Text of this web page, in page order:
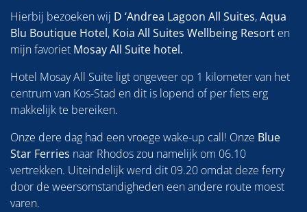
Hierbij bezoeken wij D ‘Andrea Lagoon All Suites,Aqua
Blu Boutique Hotel, Koia All Suites Wellbeing Resort en
mijn favoriet Mosay All Suite hotel.
Hotel Mosay All Suite ligt ongeveer op 1 kilometer van het
centrum van Kos-Stad en dit is lopend of per fiets erg
makkelijk te bereiken.
Onze dere dag had een vroege wake-up call! Onze Blue
Star Ferries naar Rhodos zou namelijk om 06.10
vertrekken. Uiteindelijk werd dit 09.20 omdat deze ferry
door de weersomstandigheden een andere route moest
varen.